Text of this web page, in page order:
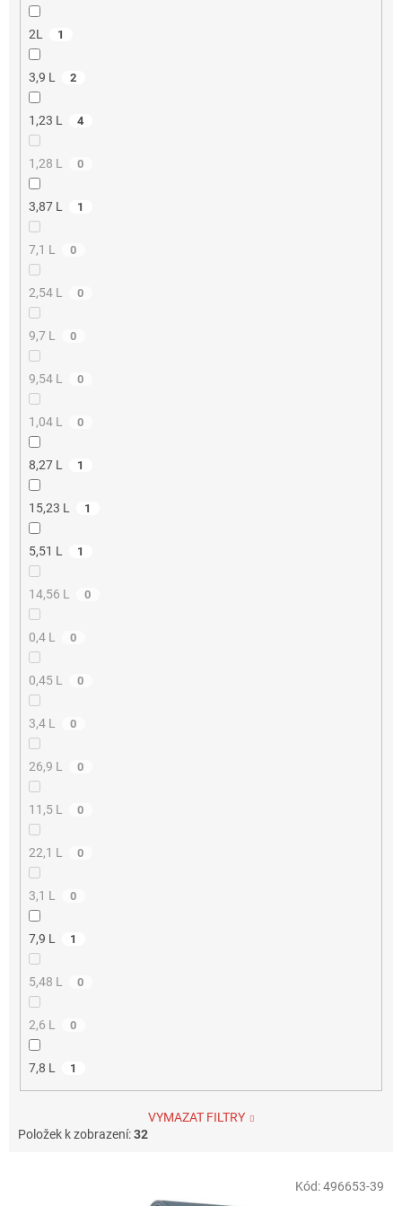
2L 1
3,9 L 2
1,23 L 4
1,28 L 0
3,87 L 1
7,1 L 0
2,54 L 0
9,7 L 0
9,54 L 0
1,04 L 0
8,27 L 1
15,23 L 1
5,51 L 1
14,56 L 0
0,4 L 0
0,45 L 0
3,4 L 0
26,9 L 0
11,5 L 0
22,1 L 0
3,1 L 0
7,9 L 1
5,48 L 0
2,6 L 0
7,8 L 1
VYMAZAT FILTRY
Položek k zobrazení:32
Kód:496653-39